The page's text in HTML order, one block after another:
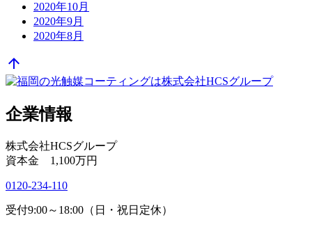
2020年10月
2020年9月
2020年8月
arrow_upward
企業情報
株式会社HCSグループ
資本金 1,100万円
0120-234-110
受付9:00～18:00（日・祝日定休）